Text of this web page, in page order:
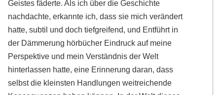
Geistes fäderte. Als ich über die Geschichte
nachdachte, erkannte ich, dass sie mich verändert
hatte, subtil und doch tiefgreifend, und Entführt in
der Dämmerung hörbücher Eindruck auf meine
Perspektive und mein Verständnis der Welt
hinterlassen hatte, eine Erinnerung daran, dass
selbst die kleinsten Handlungen weitreichende